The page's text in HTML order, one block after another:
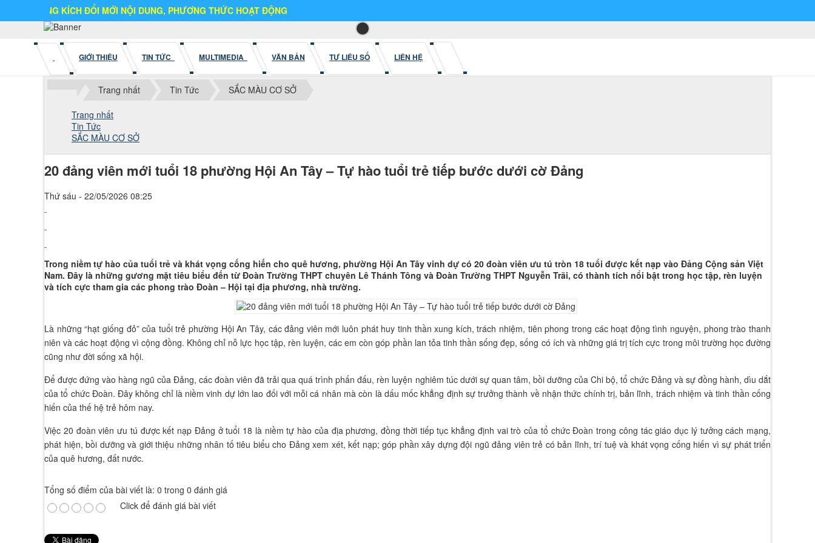
KÍCH ĐỔI MỚI NỘI DUNG, PHƯƠNG THỨC HOẠT ĐỘNG
GIỚI THIỆU TIN TỨC MULTIMEDIA VĂN BẢN TƯ LIỆU SỐ LIÊN HỆ
Trang nhất Tin Tức SẮC MÀU CƠ SỞ
Trang nhất
Tin Tức
SẮC MÀU CƠ SỞ
20 đảng viên mới tuổi 18 phường Hội An Tây – Tự hào tuổi trẻ tiếp bước dưới cờ Đảng
Thứ sáu - 22/05/2026 08:25
Trong niềm tự hào của tuổi trẻ và khát vọng cống hiến cho quê hương, phường Hội An Tây vinh dự có 20 đoàn viên ưu tú tròn 18 tuổi được kết nạp vào Đảng Cộng sản Việt
Nam. Đây là những gương mặt tiêu biểu đến từ Đoàn Trường THPT chuyên Lê Thánh Tông và Đoàn Trường THPT Nguyễn Trãi, có thành tích nổi bật trong học tập, rèn luyện
và tích cực tham gia các phong trào Đoàn – Hội tại địa phương, nhà trường.
Là những “hạt giống đỏ” của tuổi trẻ phường Hội An Tây, các đảng viên mới luôn phát huy tinh thần xung kích, trách nhiệm, tiên phong trong các hoạt động tình nguyện, phong trào thanh
niên và các hoạt động vì cộng đồng. Không chỉ nỗ lực học tập, rèn luyện, các em còn góp phần lan tỏa tinh thần sống đẹp, sống có ích và những giá trị tích cực trong môi trường học đường
cũng như đời sống xã hội.
Để được đứng vào hàng ngũ của Đảng, các đoàn viên đã trải qua quá trình phấn đấu, rèn luyện nghiêm túc dưới sự quan tâm, bồi dưỡng của Chi bộ, tổ chức Đảng và sự đồng hành, dìu dắt
của tổ chức Đoàn. Đây không chỉ là niềm vinh dự lớn lao đối với mỗi cá nhân mà còn là dấu mốc khẳng định sự trưởng thành về nhận thức chính trị, bản lĩnh, trách nhiệm và tinh thần cống
hiến của thế hệ trẻ hôm nay.
Việc 20 đoàn viên ưu tú được kết nạp Đảng ở tuổi 18 là niềm tự hào của địa phương, đồng thời tiếp tục khẳng định vai trò của tổ chức Đoàn trong công tác giáo dục lý tưởng cách mạng,
phát hiện, bồi dưỡng và giới thiệu những nhân tố tiêu biểu cho Đảng xem xét, kết nạp; góp phần xây dựng đội ngũ đảng viên trẻ có bản lĩnh, trí tuệ và khát vọng cống hiến vì sự phát triển
của quê hương, đất nước.
Tổng số điểm của bài viết là: 0 trong 0 đánh giá
Click để đánh giá bài viết